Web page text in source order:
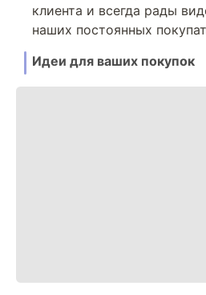
клиента и всегда рады
наших постоянных
Идеи для ваших покупок